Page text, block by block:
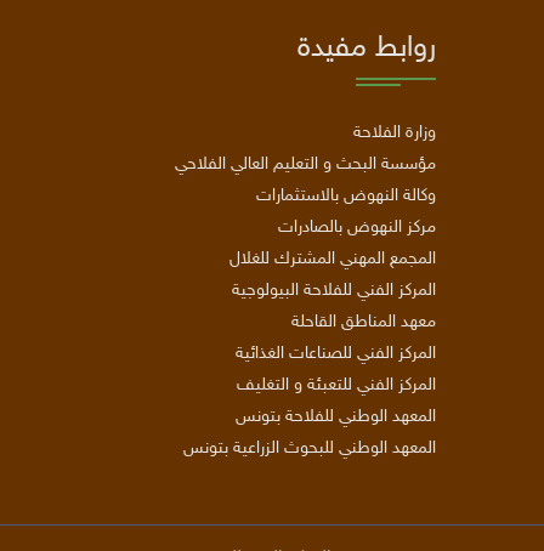
روابط مفيدة
وزارة الفلاحة
مؤسسة البحث و التعليم العالي الفلاحي
وكالة النهوض بالاستثمارات
مركز النهوض بالصادرات
المجمع المهني المشترك للغلال
المركز الفني للفلاحة البيولوجية
معهد المناطق القاحلة
المركز الفني للصناعات الغذائية
المركز الفني للتعبئة و التغليف
المعهد الوطني للفلاحة بتونس
المعهد الوطني للبحوث الزراعية بتونس